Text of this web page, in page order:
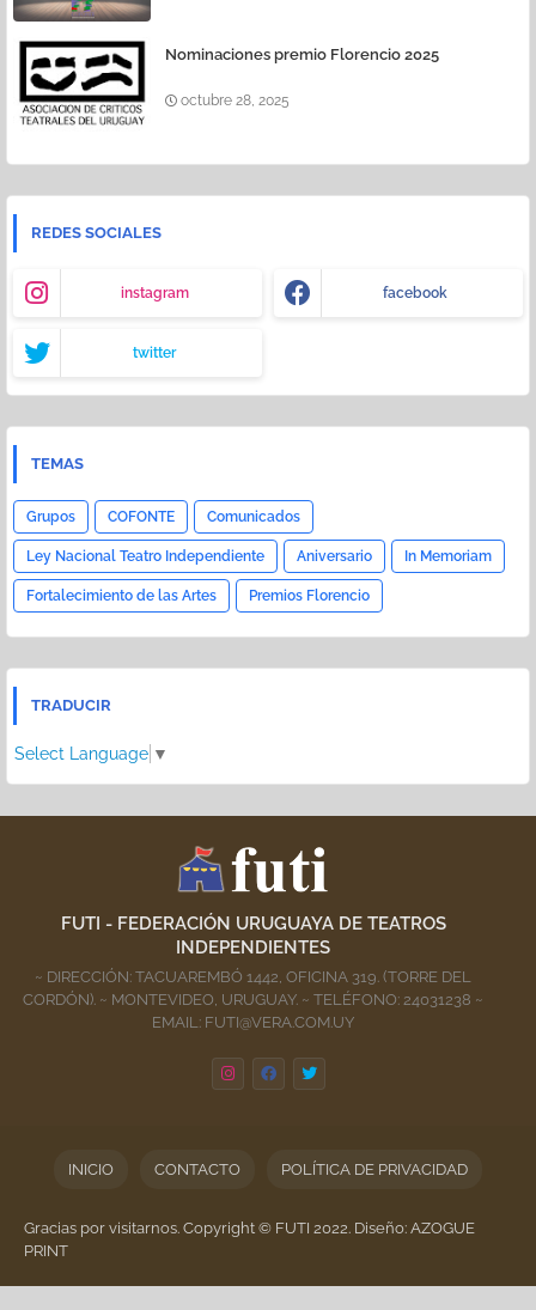
Nominaciones premio Florencio 2025
octubre 28, 2025
REDES SOCIALES
instagram facebook
twitter
TEMAS
Grupos COFONTE Comunicados
Ley Nacional Teatro Independiente Aniversario In Memoriam
Fortalecimiento de las Artes Premios Florencio
TRADUCIR
Select Language ▼
FUTI - FEDERACIÓN URUGUAYA DE TEATROS
INDEPENDIENTES
~ DIRECCIÓN: TACUAREMBÓ 1442, OFICINA 319. (TORRE DEL
CORDÓN). ~ MONTEVIDEO, URUGUAY. ~ TELÉFONO: 24031238 ~
EMAIL: FUTI@VERA.COM.UY
Gracias por visitarnos. Copyright © FUTI 2022. Diseño: AZOGUE
PRINT
INICIO CONTACTO POLÍTICA DE PRIVACIDAD